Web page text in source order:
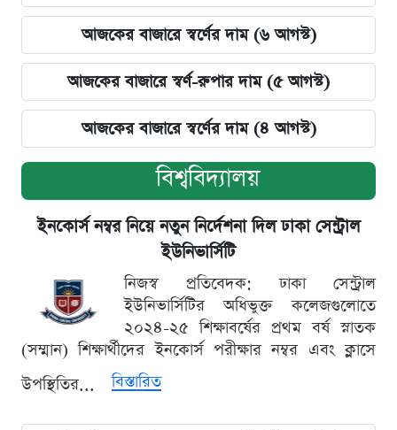
আজকের বাজারে স্বর্ণের দাম (৬ আগস্ট)
আজকের বাজারে স্বর্ণ-রুপার দাম (৫ আগস্ট)
আজকের বাজারে স্বর্ণের দাম (৪ আগস্ট)
বিশ্ববিদ্যালয়
ইনকোর্স নম্বর নিয়ে নতুন নির্দেশনা দিল ঢাকা সেন্ট্রাল
ইউনিভার্সিটি
নিজস্ব প্রতিবেদক: ঢাকা সেন্ট্রাল
ইউনিভার্সিটির অধিভুক্ত কলেজগুলোতে
২০২৪-২৫ শিক্ষাবর্ষের প্রথম বর্ষ স্নাতক
(সম্মান) শিক্ষার্থীদের ইনকোর্স পরীক্ষার নম্বর এবং ক্লাসে
উপস্থিতির...
বিস্তারিত